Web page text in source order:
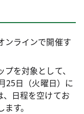
ンラインで開催す
を対象として、
25日（火曜日）に
、日程を空けてお
す。